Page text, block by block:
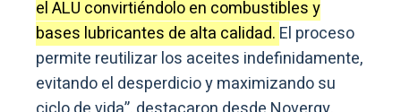
el ALU convirtiéndolo en combustibles y
bases lubricantes de alta calidad. El proceso
permite reutilizar los aceites indefinidamente,
evitando el desperdicio y maximizando su